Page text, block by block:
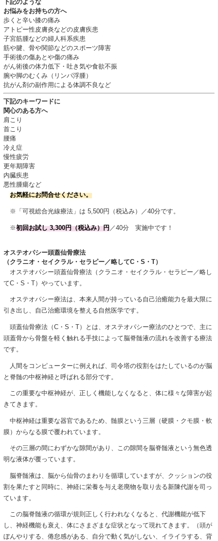
下記のような
お悩みをお持ちの方へ
歩くと辛い膝の痛み
アトピー性皮膚炎などの皮膚疾患
子宮筋腫などの婦人科系疾患
筋や腱、骨や関節などのスポーツ障害
手術後の傷あとや傷の痛み
がん術後の体力低下・吐き気や食欲不振
腕や脚のむくみ（リンパ浮腫）
抗がん剤の副作用による体調不良など
下記のキーワードに
関心のある方へ
肩こり
首こり
腰痛
冷え症
慢性疲労
更年期障害
内臓疾患
悪性腫瘍など
お気軽にお問合せください。
※「可視総合光線療法」は 5,500円（税込み）／40分です。
※初回お試し 3,300円（税込み）円／40分 実施中です！
オステオパシー頭蓋仙骨療法
（クラニオ・セイクラル・セラピー／略してC・S・T）
オステオパシー頭蓋仙骨療法（クラニオ・セイクラル・セラピー／略し
てC・S・T）やっています。
オステオパシー療法は、本来人間が持っている自己治癒能力を最大限に
引き出し、自己治癒環境を整える自然医学です。
頭蓋仙骨療法（C・S・T）とは、オステオパシー療法のひとつで、主に
頭蓋骨から骨盤を軽く触れる手技によって脳脊髄液の流れを改善する療法
です。
人間をコンピューターに例えれば、司令塔の役割をはたしているのが脳
と脊髄の中枢神経と呼ばれる部分です。
この重要な中枢神経が、正しく機能しなくなると、体に様々な障害が起
きてきます。
中枢神経は重要な器官であるため、髄膜という三層（硬膜・クモ膜・軟
膜）からなる膜で覆われています。
その三層の間にわずかな隙間があり、この隙間を脳脊髄液という無色透
明な液体が覆っています。
脳脊髄液は、脳から仙骨のまわりを循環していますが、クッションの役
割を果たすと同時に、神経に栄養を与え老廃物を取り去る新陳代謝を司っ
ています。
この脳脊髄液の循環が規則正しく行われなくなると、代謝機能が低下
し、神経機能も衰え、体にさまざまな症状となって現れてきます。（頭が
ぼんやりする、倦怠感がある、自分で動く気がしない、イライラする、背